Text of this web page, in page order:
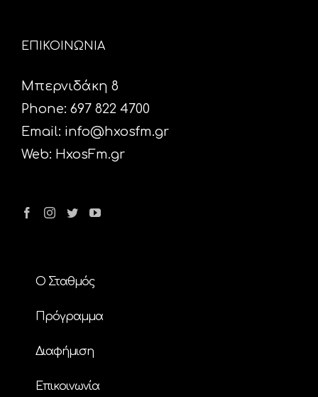
ΕΠΙΚΟΙΝΩΝΙΑ
Μπερνιδάκη 8
Phone: 697 822 4700
Email: info@hxosfm.gr
Web: HxosFm.gr
Ο Σταθμός
Πρόγραμμα
Διαφήμιση
Επικοινωνία